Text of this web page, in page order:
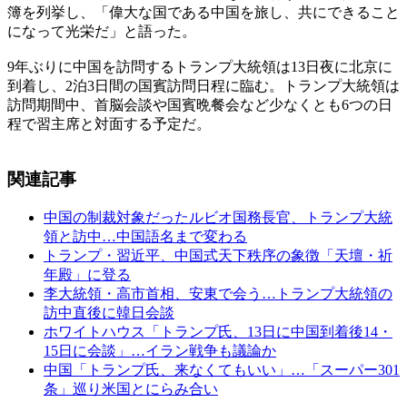
簿を列挙し、「偉大な国である中国を旅し、共にできること
になって光栄だ」と語った。
9年ぶりに中国を訪問するトランプ大統領は13日夜に北京に
到着し、2泊3日間の国賓訪問日程に臨む。トランプ大統領は
訪問期間中、首脳会談や国賓晩餐会など少なくとも6つの日
程で習主席と対面する予定だ。
関連記事
中国の制裁対象だったルビオ国務長官、トランプ大統
領と訪中…中国語名まで変わる
トランプ・習近平、中国式天下秩序の象徴「天壇・祈
年殿」に登る
李大統領・高市首相、安東で会う…トランプ大統領の
訪中直後に韓日会談
ホワイトハウス「トランプ氏、13日に中国到着後14・
15日に会談」…イラン戦争も議論か
中国「トランプ氏、来なくてもいい」…「スーパー301
条」巡り米国とにらみ合い